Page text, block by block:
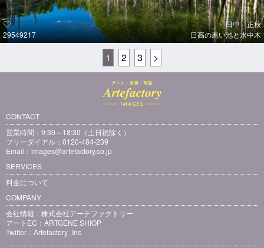
29549217
田中 正秋
日高の黒い池と水中木
1 2 3 >
CONTACT
営業時間：9:30～18:30（土日祝除く）
フリーダイアル：0120-484-239
Email： images@artefactory.co.jp
SERVICES
料金について
COMPANY
会社情報： 株式会社アーテファクトリー
アートEC： ARTGENE SHIOP
Twitter： Artefactory_Inc